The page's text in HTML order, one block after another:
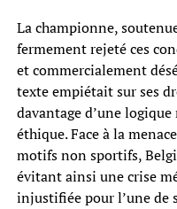
La championne,
fermement rejeté ces
et commercialement
texte empiétait sur ses
davantage d’une
éthique. Face à la
motifs non sportifs,
évitant ainsi une crise
injustifiée pour l’une de